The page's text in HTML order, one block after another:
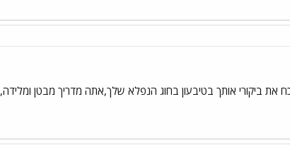
ביקורי אותך בטיבעון בחוג הנפלא שלך,אתה מדריך מבטן